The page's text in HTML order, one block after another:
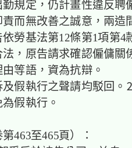
規定，仍計畫性違反聘
而無改善之誠意，兩造
勞基法第12條第1項第4
，原告請求確認僱傭關
等語，資為抗辯。
假執行之聲請均駁回。
假執行。
463至465頁）：